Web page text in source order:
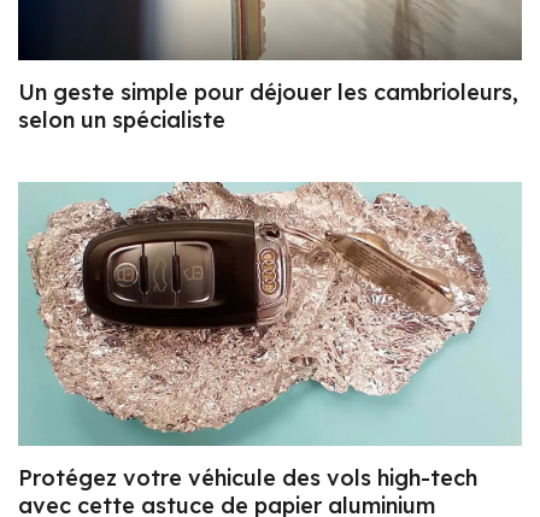
Un geste simple pour déjouer les cambrioleurs,
selon un spécialiste
Protégez votre véhicule des vols high-tech
avec cette astuce de papier aluminium